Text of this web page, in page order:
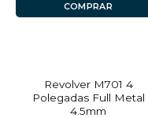
COMPRAR
FORA DE ESTOQUE
Revolver M701 4
Polegadas Full Metal
4.5mm